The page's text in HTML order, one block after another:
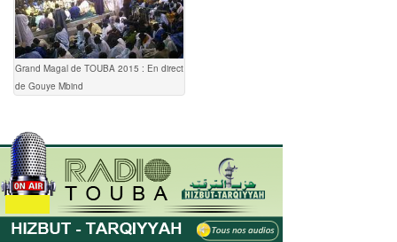
Grand Magal de TOUBA 2015 : En direct
de Gouye Mbind